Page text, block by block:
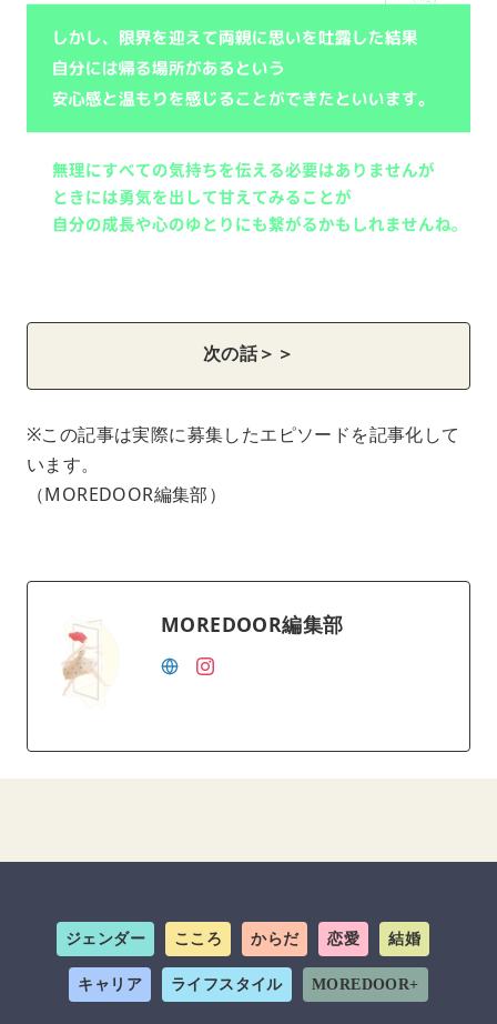
次の話＞＞
※この記事は実際に募集したエピソードを記事化して
います。
（MOREDOOR編集部）
MOREDOOR編集部
ジェンダー こころ からだ 恋愛 結婚
キャリア ライフスタイル MOREDOOR+